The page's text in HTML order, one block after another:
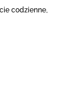
codzienne,